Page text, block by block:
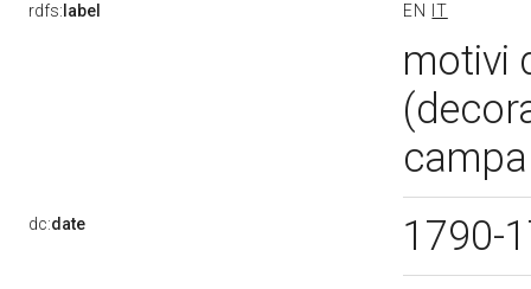
rdfs: label EN IT
motivi
dc:date 1790-